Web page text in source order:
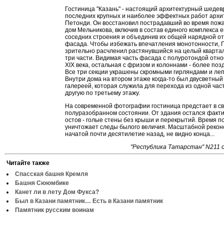
Гостиница "Казань" - настоящий архитектурный
последних крупных и наиболее эффектных работ
Петонди. Он восстановил пострадавший во время
дом Мельникова, включив в состав единого комплекса
соседних строения и объединив их общей нарядной
фасада. Чтобы избежать впечатления монотонности,
зрительно расчленил растянувшийся на целый
три части. Видимая часть фасада с полуротондой
XIX века, остальная с фризом и колоннами - более
Все три секции украшены скромными гирляндами и
Внутри дома на втором этаже когда-то был двусветный
галереей, которая служила для перехода из одной
другую по третьему этажу.
На современной фотографии гостиница предстает в
полуразобранном состоянии. От здания остался
остов - голые стены без крыши и перекрытий. Время
уничтожает следы былого величия. Масштабной
начатой почти десятилетие назад, не видно конца...
"Республика Татарстан" N211
Читайте также
Спасская башня Кремля
Башня Сююмбике
Канет ли в лету Дом Фукса?
Был в Казани памятник… Есть в Казани памятник
Памятник русским воинам